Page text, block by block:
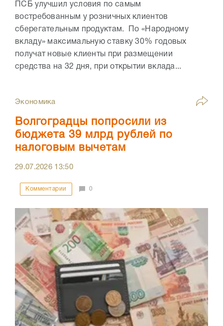
ПСБ улучшил условия по самым
востребованным у розничных клиентов
сберегательным продуктам. По «Народному
вкладу» максимальную ставку 30% годовых
получат новые клиенты при размещении
средства на 32 дня, при открытии вклада...
Экономика
Волгоградцы попросили из
бюджета 39 млрд рублей по
налоговым вычетам
29.07.2026 13:50
Комментарии 0